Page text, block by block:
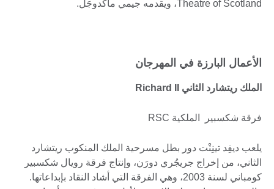
Theatre of Scotland، ويقدمه جيمي ماكدوجَل.
الأعمال البارزة في المهرجان
الملك ريتشارد الثاني Richard II
فرقة شكسبير الملكية RSC
يلعب ديفِد تينِنْت دور بطل مسرحية الملك المنكوب ريتشارد
الثاني، من إخراج جريجُري دورَن، وإنتاج فرقة رويال شكسبير
كومباني لسنة 2003، وهي الفرقة التي أشاد النقاد بإبداعاتها.